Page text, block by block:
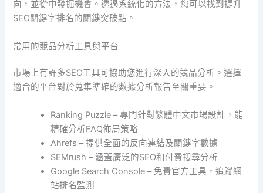
向，並從中發掘機會。透過系統化的方法，您可以找到提升
SEO關鍵字排名的關鍵突破點。
常用的競品分析工具與平台
市場上有許多SEO工具可協助您進行深入的競品分析。選擇
適合的平台對於蒐集準確的數據分析報告至關重要。
Ranking Puzzle – 專門針對繁體中文市場設計，能
精確分析FAQ佈局策略
Ahrefs – 提供全面的反向連結及關鍵字數據
SEMrush – 涵蓋廣泛的SEO和付費搜尋分析
Google Search Console – 免費官方工具，追蹤網
站排名監測